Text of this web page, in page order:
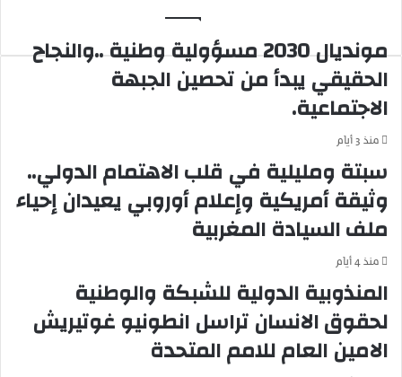
ي
ت
م
ب
ر
ة
ت
ر
ل
ل
ة
ب
ح
م
د
ر
ا
مونديال 2030 مسؤولية وطنية ..والنجاح
الحقيقي يبدأ من تحصين الجبهة
الاجتماعية.
منذ 3 أيام
سبتة ومليلية في قلب الاهتمام الدولي..
وثيقة أمريكية وإعلام أوروبي يعيدان إحياء
ملف السيادة المغربية
منذ 4 أيام
المنذوبية الدولية للشبكة والوطنية
لحقوق الانسان تراسل انطونيو غوتيريش
الامين العام للامم المتحدة